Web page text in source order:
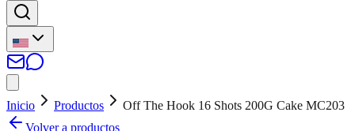
Inicio Productos
Off The Hook 16 Shots 200G Cake MC203
Volver a productos